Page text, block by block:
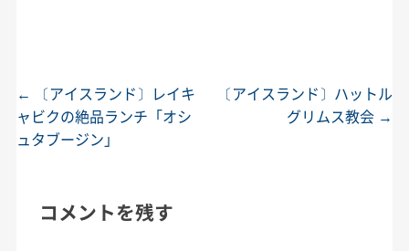
投稿ナビゲーション
←
〔アイスランド〕レイキ
ャビクの絶品ランチ「オシ
ュタブージン」
〔アイスランド〕ハットル
グリムス教会 →
コメントを残す